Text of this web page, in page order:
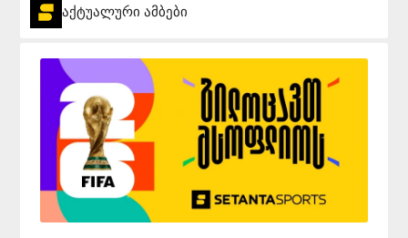
აქტუალური ამბები